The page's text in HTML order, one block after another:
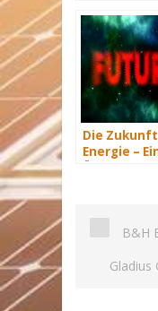
versorgt
Die
Energie –
B&H
Gladius